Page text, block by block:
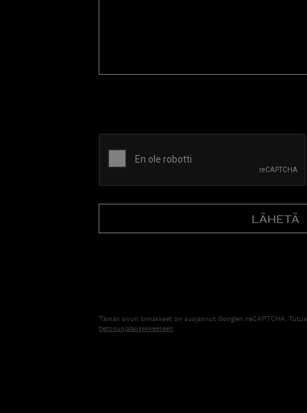
Tämän sivun lomakkeet on suojannut Googlen reCAPTCHA.
tietosuojalausekkeeseen